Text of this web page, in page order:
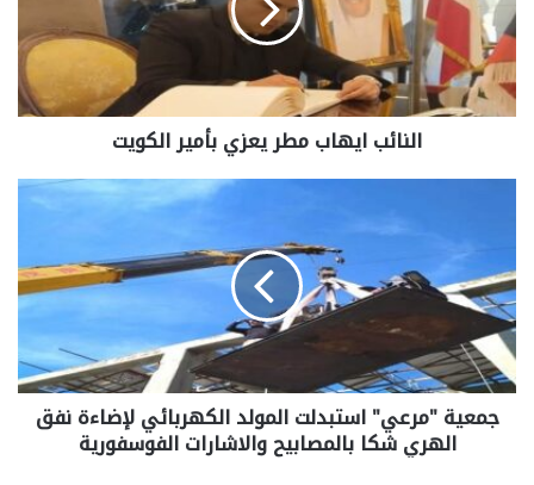
النائب ايهاب مطر يعزي بأمير الكويت
جمعية "مرعي" استبدلت المولد الكهربائي لإضاءة نفق
الهري شكا بالمصابيح والاشارات الفوسفورية